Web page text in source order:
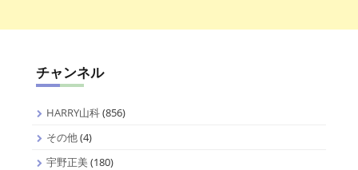
チャンネル
HARRY山科(856)
その他(4)
宇野正美(180)